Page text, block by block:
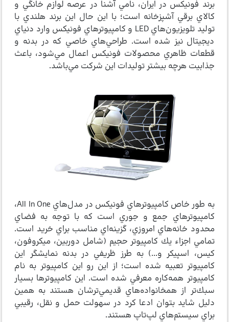
برند فونيكس در ايران، نامي آشنا در عرصه لوازم خانگي و
كالاي برقي آشپزخانه است؛ با اين حال اين برند هلندي با
توليد تلويزيون‌هاي LED و كامپيوترهاي فونيكس وارد دنياي
ديجيتال نيز شده است. طراحي‌هاي خاصي كه در بدنه و
قطعات ظاهري محصولات فونيكس اعمال مي‌شود، باعث
جذابيت هرچه بيشتر توليدات اين شركت مي‌باشد.
به طور خاص كامپيوتر‌هاي فونيكس در مدل‌هاي All In One،
كامپيوترهاي جمع و جوري است كه با توجه به فضاي
محدود خانه‌هاي امروزي، گزينه‌اي مناسب براي خريد است.
تمامي اجزاء يك كامپيوتر حجيم (شامل دوربين، ميكروفون،
كيس، اسپيكر و...) به طرز ظريفي در بدنه نمايشگر اين
كامپيوتر تعبيه شده است؛ از اين رو اين كامپيوتر به نام
كامپيوتر همه‌كاره معرفي شده است. اين كامپيوترها بسيار
سبك‌تر از همخانواده‌هاي قديمي‌ترشان هستند به همين
دليل شايد بتوان ادعا كرد در سهولت حمل و نقل، رقيبي
براي سيستم‌هاي لپ‌تاپ هستند.